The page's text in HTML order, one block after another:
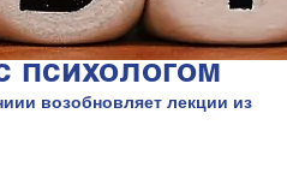
психологом
возобновляет лекции из